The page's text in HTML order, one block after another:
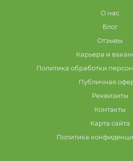
О нас
Блог
Отзывы
Карьера и
Политика обработки
Публичная
Реквизиты
Контакты
Карта сайта
Политика